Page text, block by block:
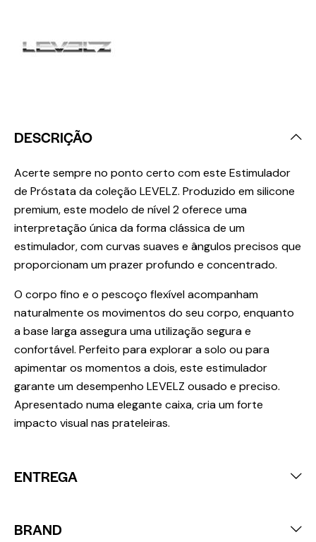
DESCRIÇÃO
Acerte sempre no ponto certo com este Estimulador
de Próstata da coleção LEVELZ. Produzido em silicone
premium, este modelo de nível 2 oferece uma
interpretação única da forma clássica de um
estimulador, com curvas suaves e ângulos precisos que
proporcionam um prazer profundo e concentrado.
O corpo fino e o pescoço flexível acompanham
naturalmente os movimentos do seu corpo, enquanto
a base larga assegura uma utilização segura e
confortável. Perfeito para explorar a solo ou para
apimentar os momentos a dois, este estimulador
garante um desempenho LEVELZ ousado e preciso.
Apresentado numa elegante caixa, cria um forte
impacto visual nas prateleiras.
ENTREGA
BRAND